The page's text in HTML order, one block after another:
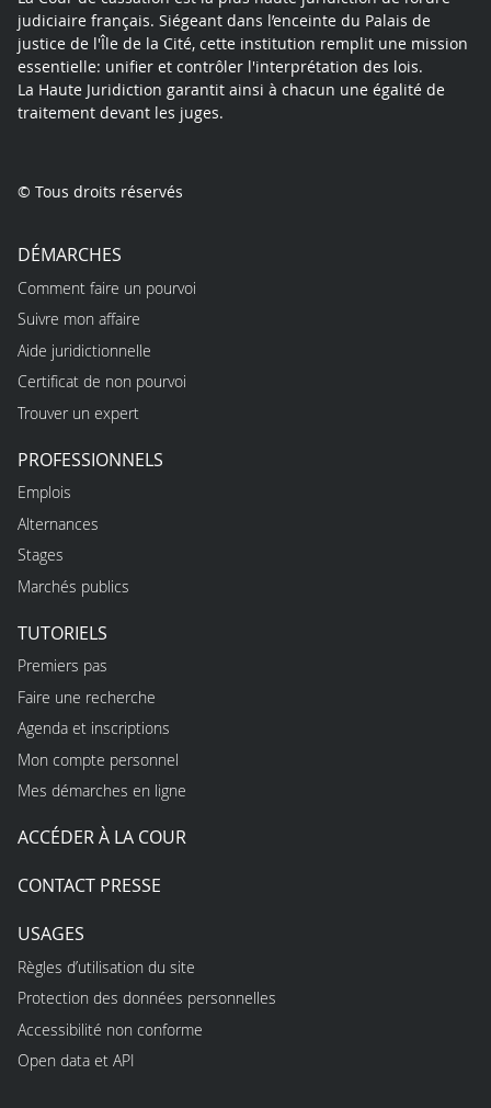
judiciaire français. Siégeant dans l’enceinte du Palais de
justice de l'Île de la Cité, cette institution remplit une mission
essentielle: unifier et contrôler l'interprétation des lois.
La Haute Juridiction garantit ainsi à chacun une égalité de
traitement devant les juges.
© Tous droits réservés
DÉMARCHES
Comment faire un pourvoi
Suivre mon affaire
Aide juridictionnelle
Certificat de non pourvoi
Trouver un expert
PROFESSIONNELS
Emplois
Alternances
Stages
Marchés publics
TUTORIELS
Premiers pas
Faire une recherche
Agenda et inscriptions
Mon compte personnel
Mes démarches en ligne
ACCÉDER À LA COUR
CONTACT PRESSE
USAGES
Règles d’utilisation du site
Protection des données personnelles
Accessibilité non conforme
Open data et API